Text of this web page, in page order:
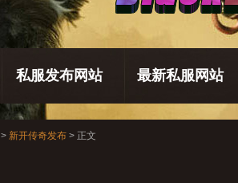
私服发布网站 最新私服网站
> 新开传奇发布 > 正文